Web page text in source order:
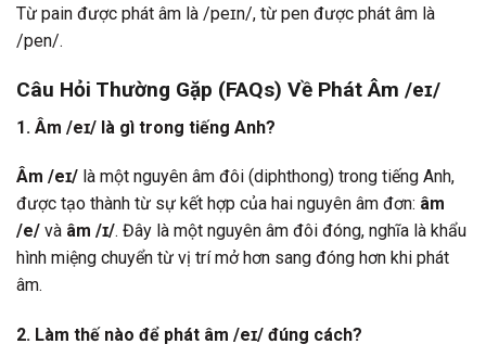
Từ pain được phát âm là /peɪn/, từ pen được phát âm là
/pen/.
Câu Hỏi Thường Gặp (FAQs) Về Phát Âm /eɪ/
1. Âm /eɪ/ là gì trong tiếng Anh?
Âm /eɪ/ là một nguyên âm đôi (diphthong) trong tiếng Anh,
được tạo thành từ sự kết hợp của hai nguyên âm đơn: âm
/e/ và âm /ɪ/. Đây là một nguyên âm đôi đóng, nghĩa là khẩu
hình miệng chuyển từ vị trí mở hơn sang đóng hơn khi phát
âm.
2. Làm thế nào để phát âm /eɪ/ đúng cách?